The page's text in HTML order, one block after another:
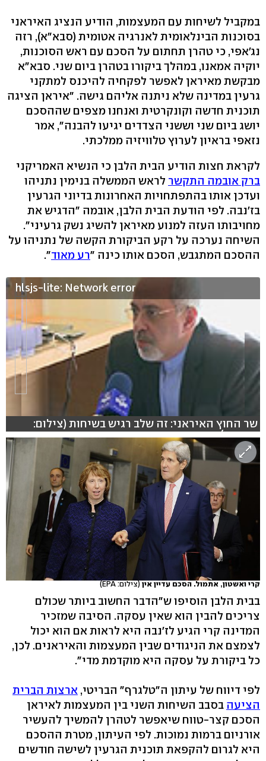
במקביל לשיחות עם המעצמות, הודיע הנציג האיראני
בסוכנות הבינלאומית לאנרגיה אטומית (סבא"א), רזה
נג'אפי, כי טהרן תחתום על הסכם עם ראש הסוכנות,
יוקיה אמאנו, במהלך ביקורו בטהרן ביום שני. סבא"א
מבקשת מאיראן לאפשר לפקחיה להיכנס למתקני
גרעין במדינה שלא ניתנה אליהם גישה. "איראן הציגה
תוכנית חדשה וקונקרטית ואנחנו מצפים שההסכם
יושג ביום שני וששני הצדדים יגיעו להבנה", אמר
נזאפי בראיון לערוץ טלוויזיה ממלכתי.
לקראת חצות הודיע הבית הלבן כי הנשיא האמריקני
ברק אובמה התקשר לראש הממשלה בנימין נתניהו
ועדכן אותו בהתפתחויות האחרונות בדיוני הגרעין
בז'נבה. לפי הודעת הבית הלבן, אובמה "הדגיש את
מחויבותו העזה למנוע מאיראן להשיג נשק גרעיני".
השיחה נערכה על רקע הביקורת הקשה של נתניהו על
ההסכם המתגבש, הסכם אותו כינה "רע מאוד".
hlsjs-lite: Network error
שר החוץ האיראני: זה שלב רגיש בשיחות (צילום:
רויטרס)
קרי ואשטון, אתמול. הסכם עדיין אין (צילום: EPA)
בבית הלבן הוסיפו ש"הדבר החשוב ביותר שכולם
צריכים להבין הוא שאין עסקה. הסיבה שמזכיר
המדינה קרי הגיע לז'נבה היא לראות אם הוא יכול
לצמצם את הניגודים שבין המעצמות והאיראנים. לכן,
כל ביקורת על עסקה היא מוקדמת מדי".
לפי דיווח של עיתון ה"טלגרף" הבריטי, ארצות הברית
הציעה בסבב השיחות השני בין המעצמות לאיראן
הסכם קצר-טווח שיאפשר לטהרן להמשיך להעשיר
אורניום ברמות נמוכות. לפי העיתון, מטרת ההסכם
היא לגרום להקפאת תוכנית הגרעין לשישה חודשים